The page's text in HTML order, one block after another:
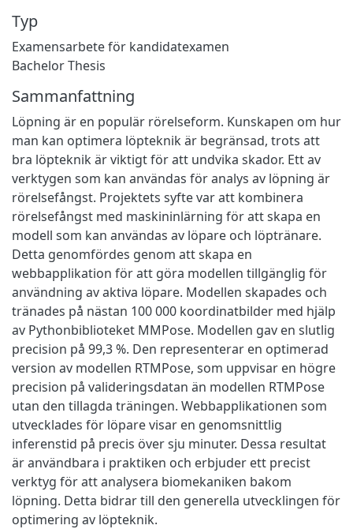
Typ
Examensarbete för kandidatexamen
Bachelor Thesis
Sammanfattning
Löpning är en populär rörelseform. Kunskapen om hur
man kan optimera löpteknik är begränsad, trots att
bra löpteknik är viktigt för att undvika skador. Ett av
verktygen som kan användas för analys av löpning är
rörelsefångst. Projektets syfte var att kombinera
rörelsefångst med maskininlärning för att skapa en
modell som kan användas av löpare och löptränare.
Detta genomfördes genom att skapa en
webbapplikation för att göra modellen tillgänglig för
användning av aktiva löpare. Modellen skapades och
tränades på nästan 100 000 koordinatbilder med hjälp
av Pythonbiblioteket MMPose. Modellen gav en slutlig
precision på 99,3 %. Den representerar en optimerad
version av modellen RTMPose, som uppvisar en högre
precision på valideringsdatan än modellen RTMPose
utan den tillagda träningen. Webbapplikationen som
utvecklades för löpare visar en genomsnittlig
inferenstid på precis över sju minuter. Dessa resultat
är användbara i praktiken och erbjuder ett precist
verktyg för att analysera biomekaniken bakom
löpning. Detta bidrar till den generella utvecklingen för
optimering av löpteknik.